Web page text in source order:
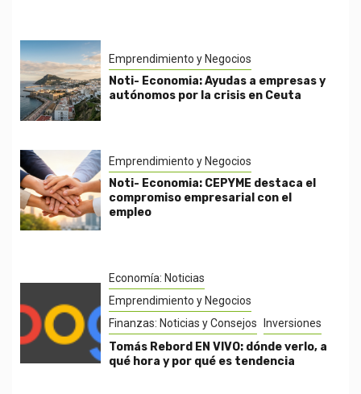
Emprendimiento y Negocios
Noti- Economia: Ayudas a empresas y
autónomos por la crisis en Ceuta
Emprendimiento y Negocios
Noti- Economia: CEPYME destaca el
compromiso empresarial con el
empleo
Economía: Noticias
Emprendimiento y Negocios
Finanzas: Noticias y Consejos
Inversiones
Tomás Rebord EN VIVO: dónde verlo, a
qué hora y por qué es tendencia